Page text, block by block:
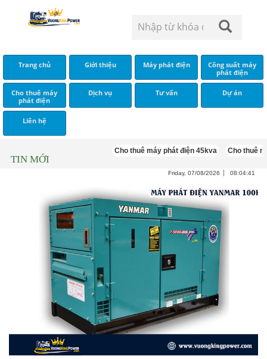
Trang chủ Giới thiệu Máy phát điện
Công suất máy
phát điện
Cho thuê máy
phát điện
Dịch vụ Tư vấn Dự án
Liên hệ
TIN MỚI
Cho thuê máy phát điện 45kva Cho thuê máy
Friday, 07/08/2026 08:04:42